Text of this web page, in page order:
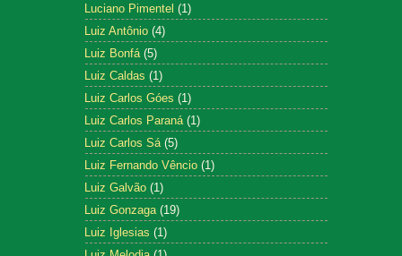
Luciano Pimentel (1)
Luiz Antônio (4)
Luiz Bonfá (5)
Luiz Caldas (1)
Luiz Carlos Góes (1)
Luiz Carlos Paraná (1)
Luiz Carlos Sá (5)
Luiz Fernando Vêncio (1)
Luiz Galvão (1)
Luiz Gonzaga (19)
Luiz Iglesias (1)